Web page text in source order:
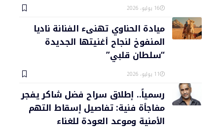
16 يوليو، 2026
ميادة الحناوي تهنىء الفنانة ناديا
المنفوخ لنجاح أغنيتها الجديدة
“سلطان قلبي”
11 يوليو، 2026
رسمياً.. إطلاق سراح فضل شاكر يفجر
مفاجأة فنية: تفاصيل إسقاط التهم
الأمنية وموعد العودة للغناء